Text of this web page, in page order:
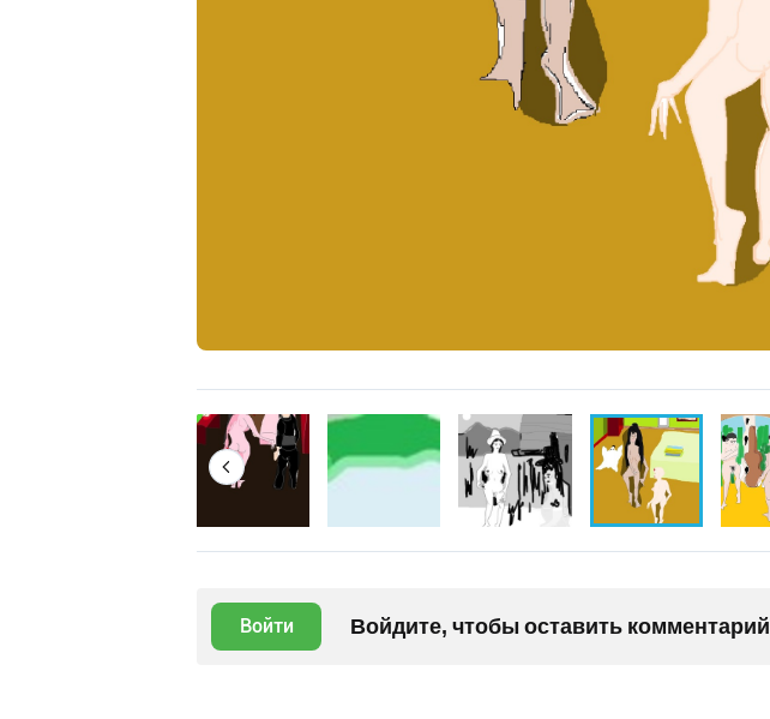
Войти Войдите, чтобы оставить комментарий